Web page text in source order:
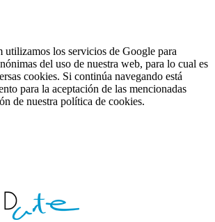
utilizamos los servicios de Google para
del uso de nuestra web, para lo cual es
cookies. Si continúa navegando está
para la aceptación de las mencionadas
de nuestra política de cookies.